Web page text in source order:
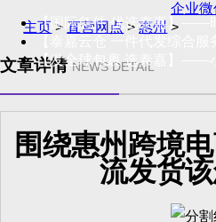
【国际急件 优选泰嘉】——
【发全球包裹 选泰嘉】——
企业微
主页 > 直营网点 >惠州 >
文章详情 NEWS DETAIL
围绕惠州跨境
流发货